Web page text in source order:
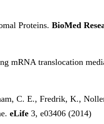
Proteins. BioMed
mRNA translocation
C. E., Fredrik, K.,
eLife 3, e03406 (2014)